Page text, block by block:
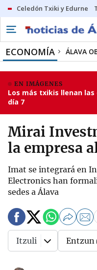
Celedón Txiki y Edurne
ECONOMÍA ÁLAVA
EN IMÁGENES
Los más txikis llenan
día 7
Mirai
la empresa
Imat se integrará en
Electronics han
sedes a Álava
Itzuli Entzun